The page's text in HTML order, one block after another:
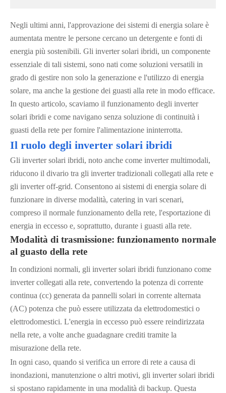
Negli ultimi anni, l'approvazione dei sistemi di energia solare è
aumentata mentre le persone cercano un detergente e fonti di
energia più sostenibili. Gli inverter solari ibridi, un componente
essenziale di tali sistemi, sono nati come soluzioni versatili in
grado di gestire non solo la generazione e l'utilizzo di energia
solare, ma anche la gestione dei guasti alla rete in modo efficace.
In questo articolo, scaviamo il funzionamento degli inverter
solari ibridi e come navigano senza soluzione di continuità i
guasti della rete per fornire l'alimentazione ininterrotta.
Il ruolo degli inverter solari ibridi
Gli inverter solari ibridi, noto anche come inverter multimodali,
riducono il divario tra gli inverter tradizionali collegati alla rete e
gli inverter off-grid. Consentono ai sistemi di energia solare di
funzionare in diverse modalità, catering in vari scenari,
compreso il normale funzionamento della rete, l'esportazione di
energia in eccesso e, soprattutto, durante i guasti alla rete.
Modalità di trasmissione: funzionamento normale
al guasto della rete
In condizioni normali, gli inverter solari ibridi funzionano come
inverter collegati alla rete, convertendo la potenza di corrente
continua (cc) generata da pannelli solari in corrente alternata
(AC) potenza che può essere utilizzata da elettrodomestici o
elettrodomestici. L'energia in eccesso può essere reindirizzata
nella rete, a volte anche guadagnare crediti tramite la
misurazione della rete.
In ogni caso, quando si verifica un errore di rete a causa di
inondazioni, manutenzione o altri motivi, gli inverter solari ibridi
si spostano rapidamente in una modalità di backup. Questa